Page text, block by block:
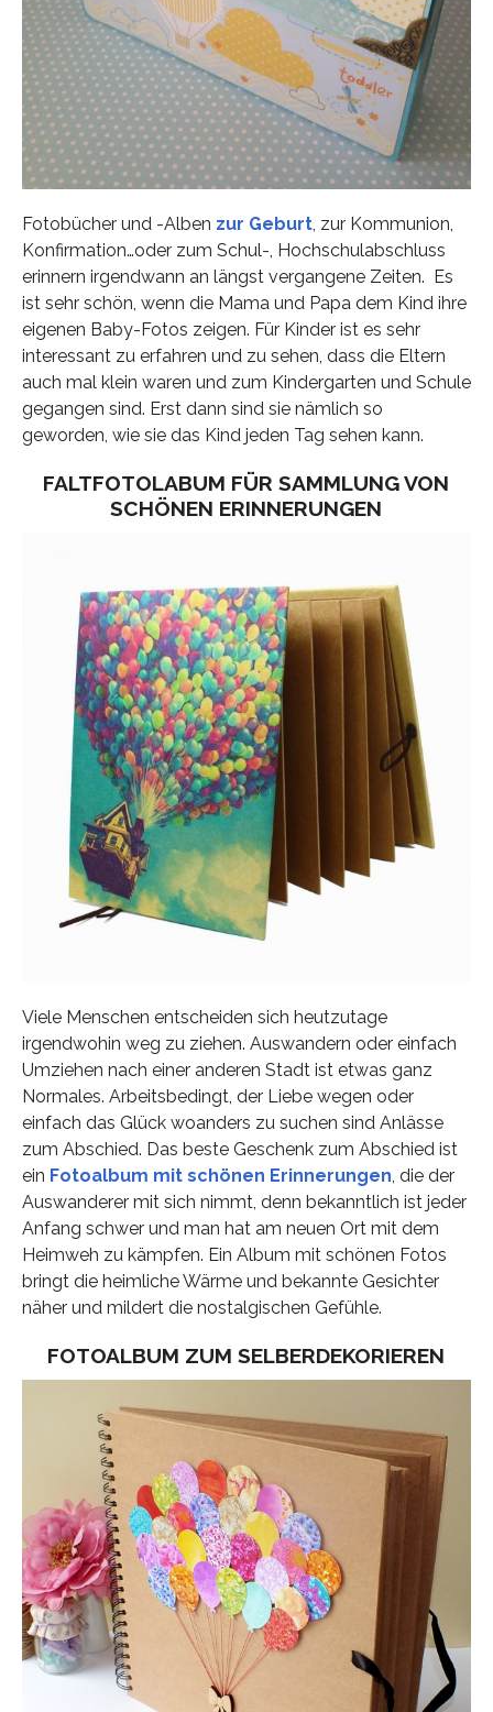
Fotobücher und -Alben zur Geburt, zur Kommunion,
Konfirmation…oder zum Schul-, Hochschulabschluss
erinnern irgendwann an längst vergangene Zeiten. Es
ist sehr schön, wenn die Mama und Papa dem Kind ihre
eigenen Baby-Fotos zeigen. Für Kinder ist es sehr
interessant zu erfahren und zu sehen, dass die Eltern
auch mal klein waren und zum Kindergarten und Schule
gegangen sind. Erst dann sind sie nämlich so
geworden, wie sie das Kind jeden Tag sehen kann.
FALTFOTOLABUM FÜR SAMMLUNG VON
SCHÖNEN ERINNERUNGEN
Viele Menschen entscheiden sich heutzutage
irgendwohin weg zu ziehen. Auswandern oder einfach
Umziehen nach einer anderen Stadt ist etwas ganz
Normales. Arbeitsbedingt, der Liebe wegen oder
einfach das Glück woanders zu suchen sind Anlässe
zum Abschied. Das beste Geschenk zum Abschied ist
ein Fotoalbum mit schönen Erinnerungen , die der
Auswanderer mit sich nimmt, denn bekanntlich ist jeder
Anfang schwer und man hat am neuen Ort mit dem
Heimweh zu kämpfen. Ein Album mit schönen Fotos
bringt die heimliche Wärme und bekannte Gesichter
näher und mildert die nostalgischen Gefühle.
FOTOALBUM ZUM SELBERDEKORIEREN